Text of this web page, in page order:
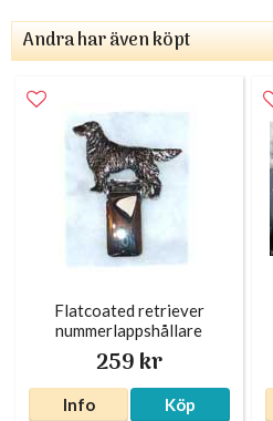
Andra har även köpt
Flatcoated retriever
nummerlappshållare
silverfärgad
259 kr
Info Köp